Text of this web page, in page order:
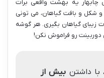
چابهار یه بهشت واقعی برات
و بافت گیاهان، می تونی
گیاهان بگیری. هر گوشه
رو فراموش نکن!
با داشتن بیش از